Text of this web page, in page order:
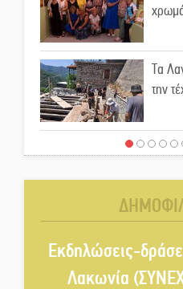
Τα
την
του
Εκδηλώσεις-
Λακωνία